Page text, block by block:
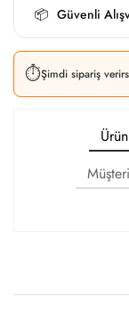
📦 Güvenli
⏱️Şimdi sipariş